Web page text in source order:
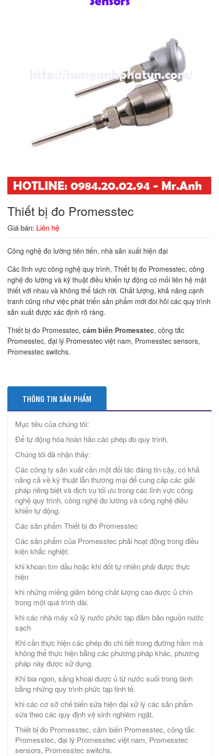
Thiết bị đo Promesstec
Giá bán: Liên hệ
Công nghệ đo lường tiên tiến, nhà sản xuất hiện đại
Các lĩnh vực công nghệ quy trình, Thiết bị đo Promesstec, công
nghệ đo lường và kỹ thuật điều khiển tự động có mối liên hệ mật
thiết với nhau và không thể tách rời. Chất lượng, khả năng cạnh
tranh cũng như việc phát triển sản phẩm mới đòi hỏi các quy trình
sản xuất được xác định rõ ràng.
Thiết bị đo Promesstec, cảm biến Promesstec, công tắc
Promesstec, đại lý Promesstec việt nam, Promesstec sensors,
Promesstec switchs.
THÔNG TIN SẢN PHẨM
Mục tiêu của chúng tôi:
Để tự động hóa hoàn hảo các phép đo quy trình.
Chúng tôi đã nhận thấy:
Các công ty sản xuất cần một đối tác đáng tin cậy, có khả
năng cả về kỹ thuật lẫn thương mại để cung cấp các giải
pháp riêng biệt và dịch vụ tối ưu trong các lĩnh vực công
nghệ quy trình, công nghệ đo lường và công nghệ điều
khiển tự động.
Các sản phẩm Thiết bị đo Promesstec
Các sản phẩm của Promesstec phải hoạt động trong điều
kiện khắc nghiệt:
khi khoan tìm dầu hoặc khí đốt tự nhiên phải được thực
hiện
khi những miếng giăm bông chất lượng cao được ủ chín
trong một quá trình dài.
khi các nhà máy xử lý nước phức tạp đảm bảo nguồn nước
sạch
Khi cần thực hiện các phép đo chi tiết trong đường hầm mà
không thể thực hiện bằng các phương pháp khác, phương
pháp này được sử dụng.
Khi bia ngon, sảng khoái được ủ từ nước suối trong lành
bằng những quy trình phức tạp tinh tế.
khi các cơ sở chế biến sữa hiện đại xử lý các sản phẩm
sữa theo các quy định vệ sinh nghiêm ngặt.
Thiết bị đo Promesstec, cảm biến Promesstec, công tắc
Promesstec, đại lý Promesstec việt nam, Promesstec
sensors, Promesstec switchs.